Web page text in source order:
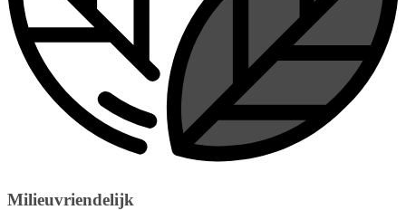
Milieuvriendelijk